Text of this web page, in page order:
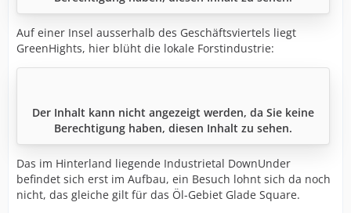
Auf einer Insel ausserhalb des Geschäftsviertels liegt
GreenHights, hier blüht die lokale Forstindustrie:
Der Inhalt kann nicht angezeigt werden, da Sie keine
Berechtigung haben, diesen Inhalt zu sehen.
Das im Hinterland liegende Industrietal DownUnder
befindet sich erst im Aufbau, ein Besuch lohnt sich da noch
nicht, das gleiche gilt für das Öl-Gebiet Glade Square.